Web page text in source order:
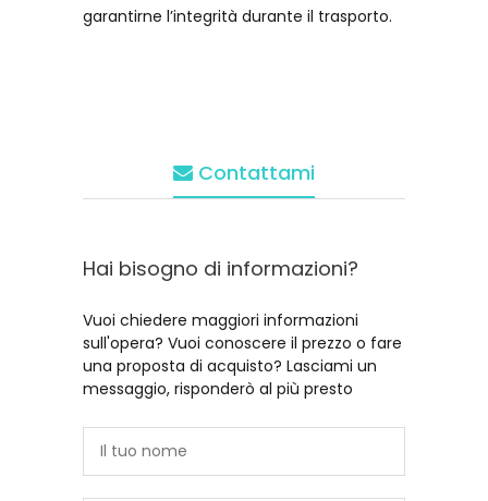
garantirne l’integrità durante il trasporto.
Contattami
Hai bisogno di informazioni?
Vuoi chiedere maggiori informazioni
sull'opera? Vuoi conoscere il prezzo o fare
una proposta di acquisto? Lasciami un
messaggio, risponderò al più presto